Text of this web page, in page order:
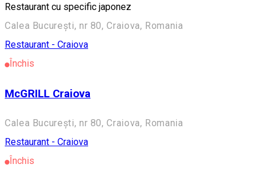
Restaurant cu specific japonez
Calea București, nr 80, Craiova, Romania
Restaurant - Craiova
Închis
McGRILL Craiova
Calea București, nr 80, Craiova, Romania
Restaurant - Craiova
Închis